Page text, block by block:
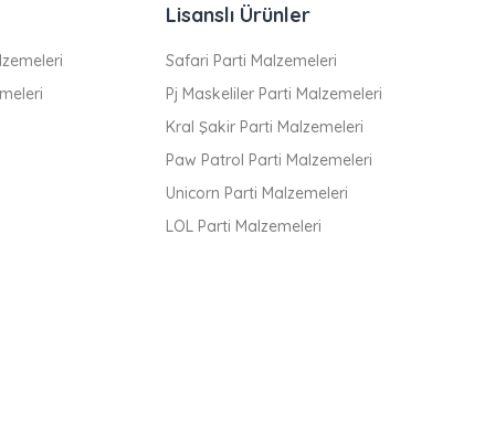
Lisanslı Ürünler
Safari Parti Malzemeleri
Pj Maskeliler Parti Malzemeleri
Kral Şakir Parti Malzemeleri
Paw Patrol Parti Malzemeleri
Unicorn Parti Malzemeleri
LOL Parti Malzemeleri